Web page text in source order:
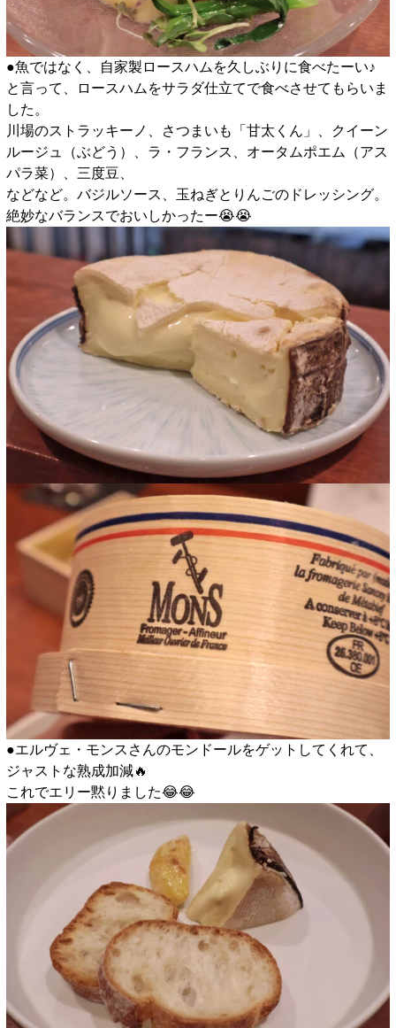
●魚ではなく、自家製ロースハムを久しぶりに食べたーい♪
と言って、ロースハムをサラダ仕立てで食べさせてもらいま
した。
川場のストラッキーノ、さつまいも「甘太くん」、クイーン
ルージュ（ぶどう）、ラ・フランス、オータムポエム（アス
パラ菜）、三度豆、
などなど。バジルソース、玉ねぎとりんごのドレッシング。
絶妙なバランスでおいしかったー😭😭
●エルヴェ・モンスさんのモンドールをゲットしてくれて、
ジャストな熟成加減🔥
これでエリー黙りました😂😂